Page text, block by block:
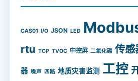
CAS01 I/O JSON LED
rtu TCP TVOC 中控屏 二氧化碳 传感
器 噪声 四路 地质灾害监测 工控